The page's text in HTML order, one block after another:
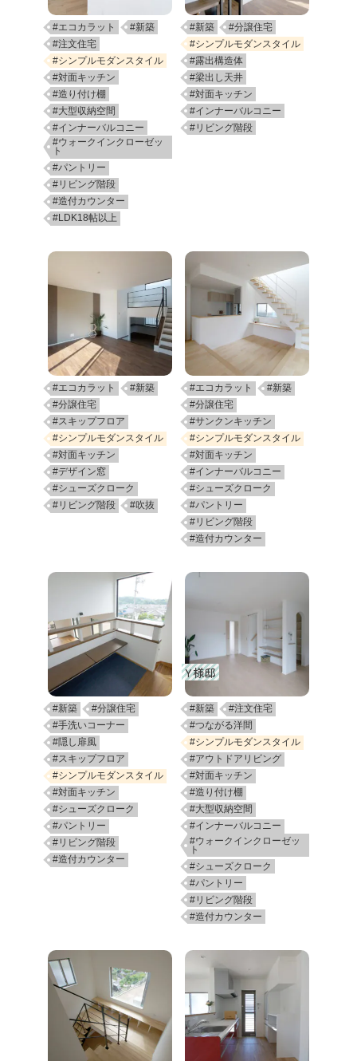
#エコカラット
#新築
#注文住宅
#シンプルモダンスタイル
#対面キッチン
#造り付け棚
#大型収納空間
#インナーバルコニー
#ウォークインクローゼッ
ト
#パントリー
#リビング階段
#造付カウンター
#LDK18帖以上
#新築
#分譲住宅
#シンプルモダンスタイル
#露出構造体
#梁出し天井
#対面キッチン
#インナーバルコニー
#リビング階段
#エコカラット
#新築
#分譲住宅
#スキップフロア
#シンプルモダンスタイル
#対面キッチン
#デザイン窓
#シューズクローク
#リビング階段
#吹抜
#エコカラット
#新築
#分譲住宅
#サンクンキッチン
#シンプルモダンスタイル
#対面キッチン
#インナーバルコニー
#シューズクローク
#パントリー
#リビング階段
#造付カウンター
#新築
#分譲住宅
#手洗いコーナー
#隠し扉風
#スキップフロア
#シンプルモダンスタイル
#対面キッチン
#シューズクローク
#パントリー
#リビング階段
#造付カウンター
Y様邸
#新築
#注文住宅
#つながる洋間
#シンプルモダンスタイル
#アウトドアリビング
#対面キッチン
#造り付け棚
#大型収納空間
#インナーバルコニー
#ウォークインクローゼッ
ト
#シューズクローク
#パントリー
#リビング階段
#造付カウンター